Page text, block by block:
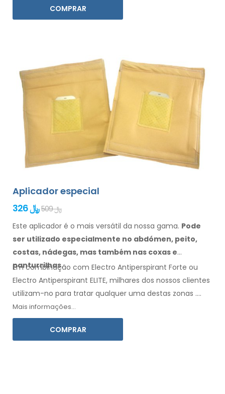
COMPRAR
Aplicador especial
326 ﷼
509 ﷼
Este aplicador é o mais versátil da nossa gama. Pode
ser utilizado especialmente no abdómen, peito,
costas, nádegas, mas também nas coxas e
panturrilhas.
Em combinação com Electro Antiperspirant Forte ou
Electro Antiperspirant ELITE, milhares dos nossos clientes
utilizam-no para tratar qualquer uma destas zonas .
Inclui instruções de
Mais informações...
COMPRAR